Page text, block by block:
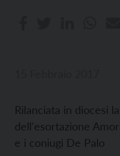
Rilanciata in diocesi
dell'esortazione
e i coniugi De Palo